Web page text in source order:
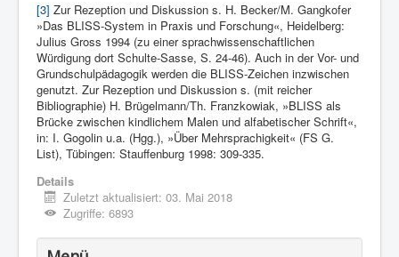
[3] Zur Rezeption und Diskussion s. H. Becker/M. Gangkofer
»Das BLISS-System in Praxis und Forschung«, Heidelberg:
Julius Gross 1994 (zu einer sprachwissenschaftlichen
Würdigung dort Schulte-Sasse, S. 24-46). Auch in der Vor- und
Grundschulpädagogik werden die BLISS-Zeichen inzwischen
genutzt. Zur Rezeption und Diskussion s. (mit reicher
Bibliographie) H. Brügelmann/Th. Franzkowiak, »BLISS als
Brücke zwischen kindlichem Malen und alfabetischer Schrift«,
in: I. Gogolin u.a. (Hgg.), »Über Mehrsprachigkeit« (FS G.
List), Tübingen: Stauffenburg 1998: 309-335.
Details
Zuletzt aktualisiert: 03. Mai 2018
Zugriffe: 6893